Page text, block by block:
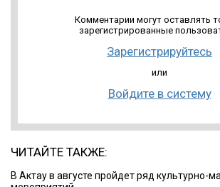
Комментарии могут оставлять
зарегистрированные
Зарегистрируйтесь
или
Войдите в систему
ЧИТАЙТЕ ТАКЖЕ:
В Актау в августе пройдет ряд культурно-